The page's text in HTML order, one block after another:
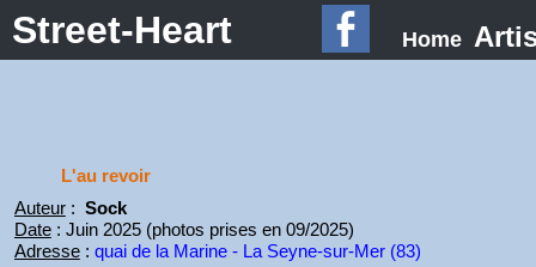
Street-Heart Home
L'au revoir
Auteur: Sock
Date: Juin 2025 (photos prises en 09/2025)
Adresse: quai de la Marine - La Seyne-sur-Mer (83)